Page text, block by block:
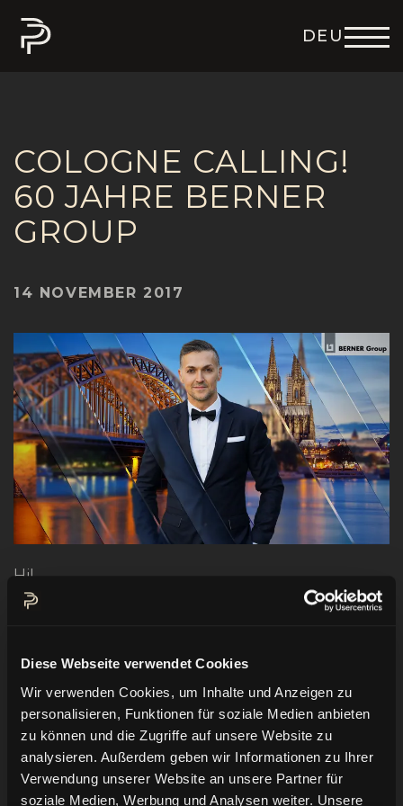
Diese Webseite verwendet Cookies
Wir verwenden Cookies, um Inhalte und Anzeigen zu
personalisieren, Funktionen für soziale Medien anbieten
zu können und die Zugriffe auf unsere Website zu
analysieren. Außerdem geben wir Informationen zu Ihrer
Verwendung unserer Website an unsere Partner für
soziale Medien, Werbung und Analysen weiter. Unsere
COLOGNE CALLING!
60 JAHRE BERNER
GROUP
14 NOVEMBER 2017
Hi!
Diese Woche geht es für mich nach langer Zeit
ich von derBerner Groupgebucht, deren 60
Jahre Jubiläum auf englisch zu moderieren, da
Gäste aus rund 20 Ländern erwartet sind.
Die Berner Group ist eine 1957 gegründete und
europaweit operierende Unternehmensgruppe.
DEU